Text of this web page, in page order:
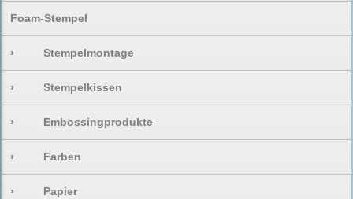
Foam-Stempel
› Stempelmontage
› Stempelkissen
› Embossingprodukte
› Farben
› Papier